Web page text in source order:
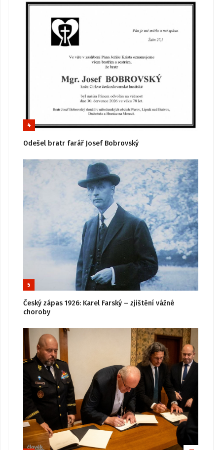
4
Odešel bratr farář Josef Bobrovský
5
Český zápas 1926: Karel Farský – zjištění vážné
choroby